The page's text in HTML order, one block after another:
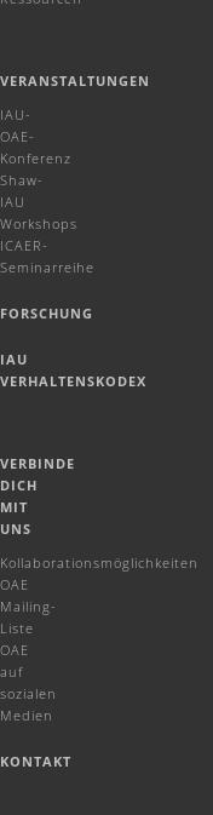
VERANSTALTUNGEN
IAU-
OAE-
Konferenz
Shaw-
IAU
Workshops
ICAER-
Seminarreihe
FORSCHUNG
IAU
VERHALTENSKODEX
VERBINDE
DICH
MIT
UNS
Kollaborationsmöglichkeiten
OAE
Mailing-
Liste
OAE
auf
sozialen
Medien
KONTAKT